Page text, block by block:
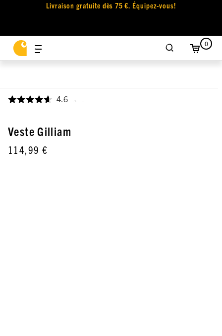
Livraison gratuite dès 75 €. Équipez-vous!
0
4.6 ,
Veste Gilliam
114,99 €